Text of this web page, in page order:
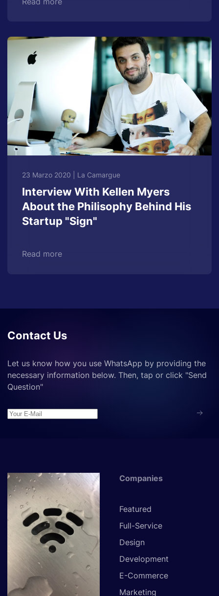
23 Marzo 2020 La Camargue
Interview With Kellen Myers
About the Philisophy Behind His
Startup "Sign"
Read more
Contact Us
Let us know how you use WhatsApp by providing the
necessary information below. Then, tap or click "Send
Question"
Companies
Featured
Full-Service
Design
Development
E-Commerce
Marketing